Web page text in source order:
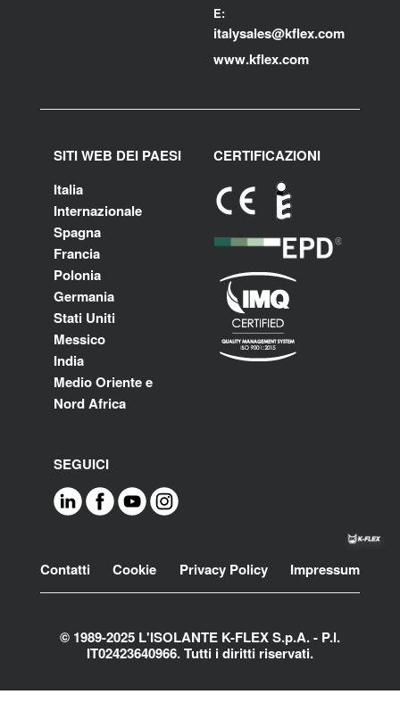
E:
italysales@kflex.com
www.kflex.com
SITI WEB DEI PAESI
Italia
Internazionale
Spagna
Francia
Polonia
Germania
Stati Uniti
Messico
India
Medio Oriente e
Nord Africa
CERTIFICAZIONI
SEGUICI
Footer
Contatti Cookie Privacy Policy Impressum
© 1989-2025 L'ISOLANTE K-FLEX S.p.A. - P.l.
IT02423640966. Tutti i diritti riservati.